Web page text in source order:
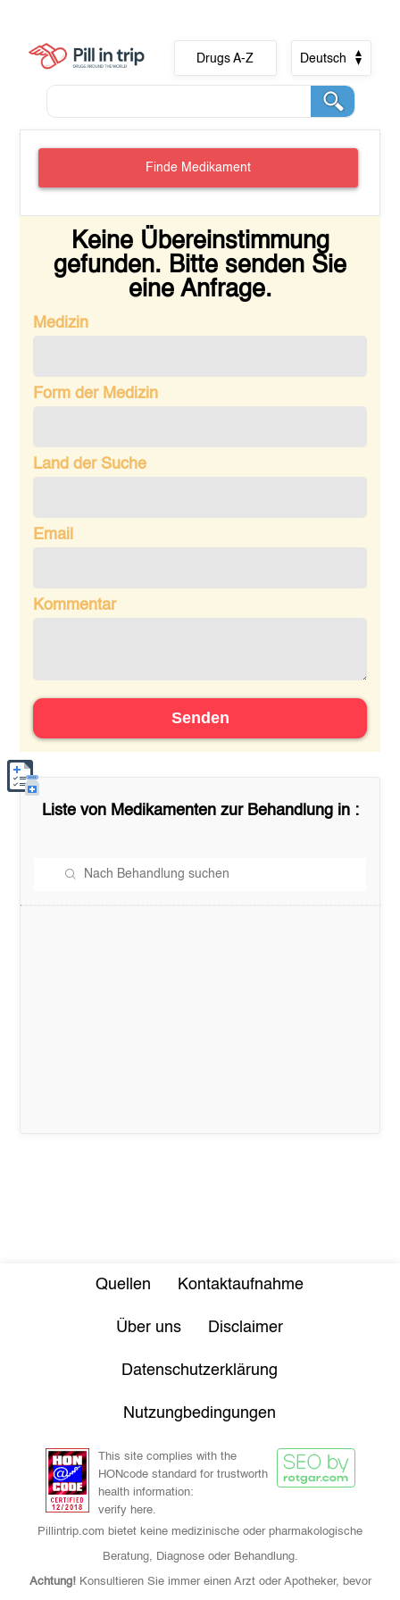
Drugs A-Z Deutsch
Finde Medikament
Keine Übereinstimmung
gefunden. Bitte senden Sie
eine Anfrage.
Medizin
Form der Medizin
Land der Suche
Email
Kommentar
Senden
Liste von Medikamenten zur Behandlung in :
Quellen Kontaktaufnahme
Über uns Disclaimer
Datenschutzerklärung
Nutzungbedingungen
This site complies with the
HONcode standard for trustworth
health information:
verify here.
Pillintrip.com bietet keine medizinische oder pharmakologische
Beratung, Diagnose oder Behandlung.
Achtung!Konsultieren Sie immer einen Arzt oder Apotheker, bevor